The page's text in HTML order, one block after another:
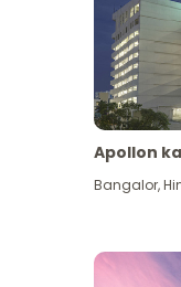
Apollon
Bangalor,